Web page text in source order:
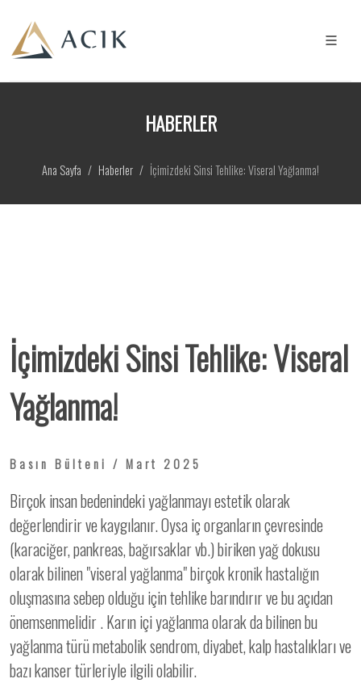
HABERLER
Ana Sayfa Haberler İçimizdeki Sinsi Tehlike: Viseral Yağlanma!
İçimizdeki Sinsi Tehlike: Viseral
Yağlanma!
Basın Bülteni / Mart 2025
Birçok insan bedenindeki yağlanmayı estetik olarak
değerlendirir ve kaygılanır. Oysa iç organların çevresinde
(karaciğer, pankreas, bağırsaklar vb.) biriken yağ dokusu
olarak bilinen "viseral yağlanma" birçok kronik hastalığın
oluşmasına sebep olduğu için tehlike barındırır ve bu açıdan
önemsenmelidir . Karın içi yağlanma olarak da bilinen bu
yağlanma türü metabolik sendrom, diyabet, kalp hastalıkları ve
bazı kanser türleriyle ilgili olabilir.